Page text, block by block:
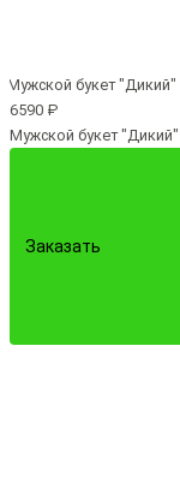
6590 ₽
Мужской букет "Дикий"
Заказать